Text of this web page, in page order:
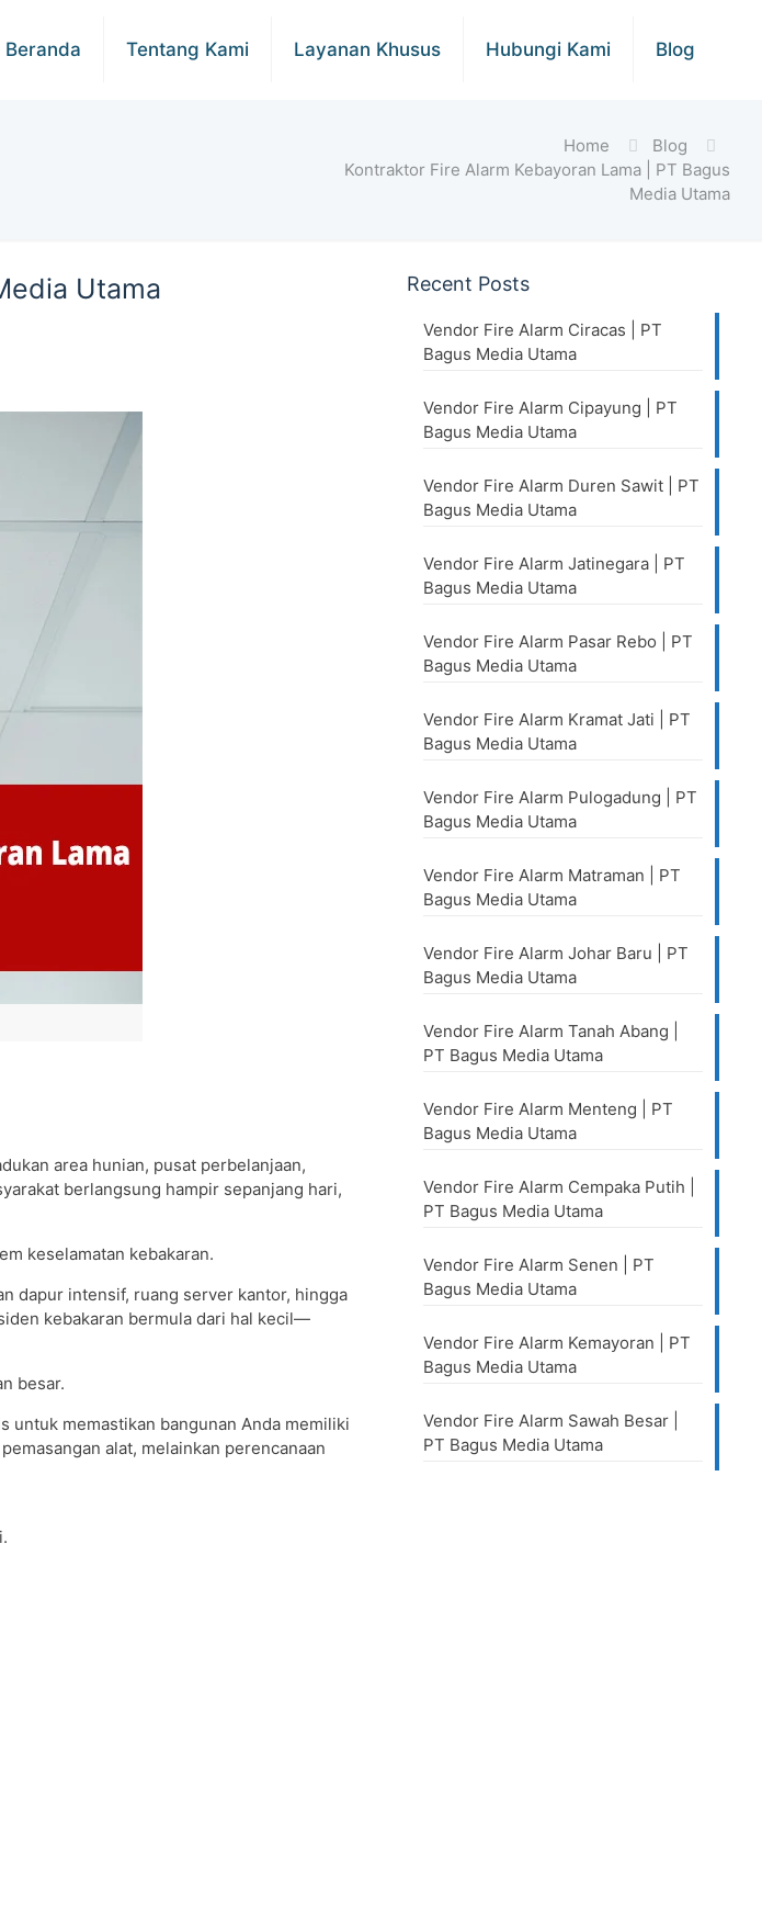
Beranda Tentang Kami Layanan Khusus Hubungi Kami Blog
Home
Blog
Kontraktor Fire Alarm Kebayoran Lama | PT Bagus
Media Utama
Utama
area hunian, pusat perbelanjaan,
berlangsung hampir sepanjang hari,
keselamatan kebakaran.
dapur intensif, ruang server kantor, hingga
kebakaran bermula dari hal kecil—
besar.
untuk memastikan bangunan Anda memiliki
alat, melainkan perencanaan
Recent Posts
Vendor Fire Alarm Ciracas | PT
Bagus Media Utama
Vendor Fire Alarm Cipayung | PT
Bagus Media Utama
Vendor Fire Alarm Duren Sawit | PT
Bagus Media Utama
Vendor Fire Alarm Jatinegara | PT
Bagus Media Utama
Vendor Fire Alarm Pasar Rebo | PT
Bagus Media Utama
Vendor Fire Alarm Kramat Jati | PT
Bagus Media Utama
Vendor Fire Alarm Pulogadung | PT
Bagus Media Utama
Vendor Fire Alarm Matraman | PT
Bagus Media Utama
Vendor Fire Alarm Johar Baru | PT
Bagus Media Utama
Vendor Fire Alarm Tanah Abang |
PT Bagus Media Utama
Vendor Fire Alarm Menteng | PT
Bagus Media Utama
Vendor Fire Alarm Cempaka Putih |
PT Bagus Media Utama
Vendor Fire Alarm Senen | PT
Bagus Media Utama
Vendor Fire Alarm Kemayoran | PT
Bagus Media Utama
Vendor Fire Alarm Sawah Besar |
PT Bagus Media Utama